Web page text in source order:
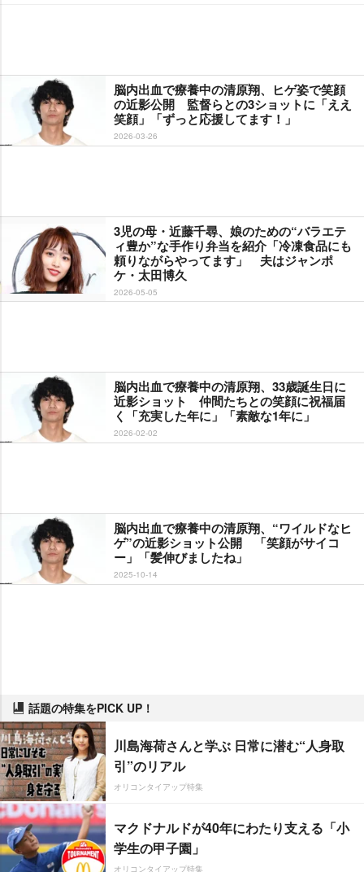
脳内出血で療養中の清原翔、ヒゲ姿で笑顔
の近影公開 監督らとの3ショットに「ええ
笑顔」「ずっと応援してます！」
2026-03-26
3児の母・近藤千尋、娘のための“バラエテ
ィ豊か”な手作り弁当を紹介「冷凍食品にも
頼りながらやってます」 夫はジャンポ
ケ・太田博久
2026-05-05
脳内出血で療養中の清原翔、33歳誕生日に
近影ショット 仲間たちとの笑顔に祝福届
く「充実した年に」「素敵な1年に」
2026-02-02
脳内出血で療養中の清原翔、“ワイルドなヒ
ゲ”の近影ショット公開 「笑顔がサイコ
ー」「髪伸びましたね」
2025-10-14
話題の特集をPICK UP！
川島海荷さんと学ぶ 日常に潜む“人身取
引”のリアル
オリコンタイアップ特集
マクドナルドが40年にわたり支える「小
学生の甲子園」
オリコンタイアップ特集